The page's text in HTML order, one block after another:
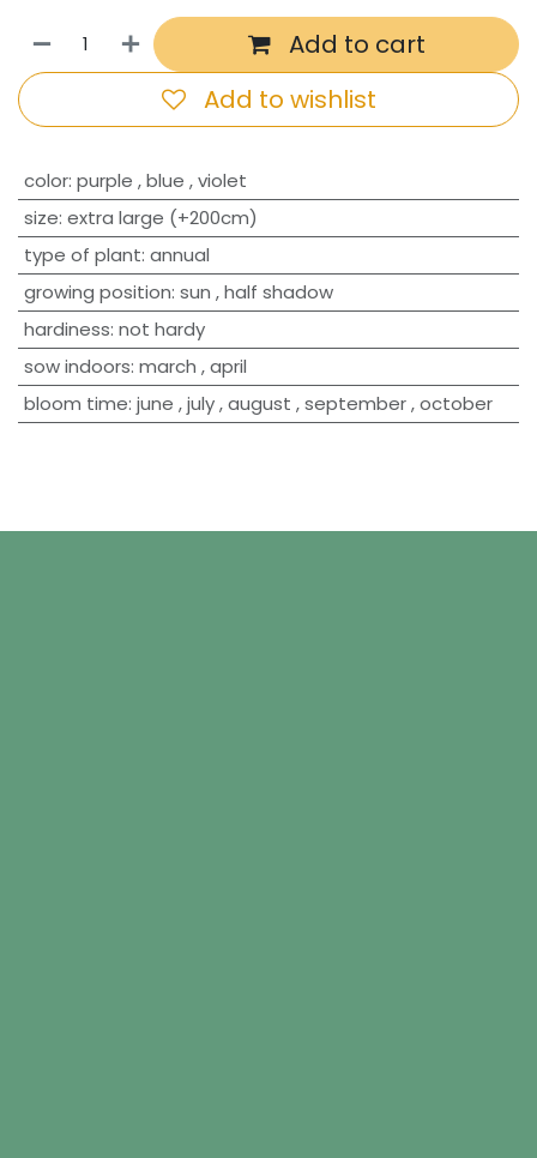
Add to cart
Add to wishlist
​color: purple ,blue ,violet
size: extra large (+200cm)
type of plant: annual
growing position: sun ,half shadow
hardiness: not hardy
sow indoors: march ,april
bloom time: june ,july,august ,september,october